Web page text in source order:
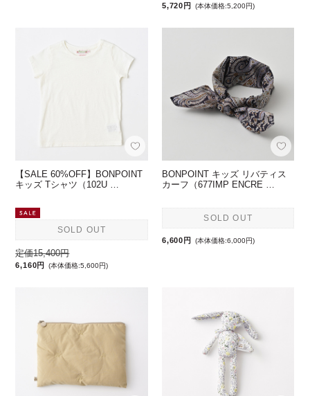
5,720円 (本体価格:5,200円)
【SALE 60%OFF】BONPOINT
キッズ Tシャツ（102U …
SOLD OUT
定価15,400円
6,160円 (本体価格:5,600円)
BONPOINT キッズ リバティス
カーフ（677IMP ENCRE …
SOLD OUT
6,600円 (本体価格:6,000円)